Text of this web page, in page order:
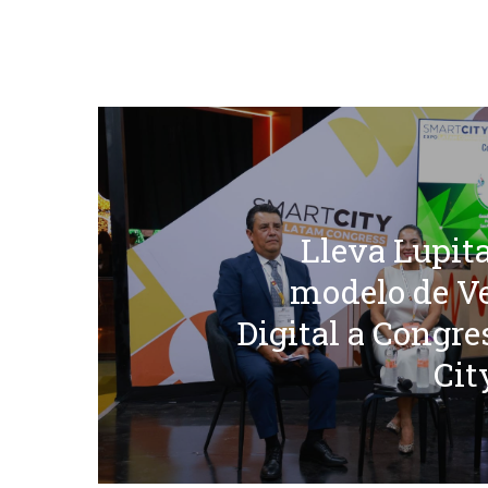
Lleva
modelo de
Digital a